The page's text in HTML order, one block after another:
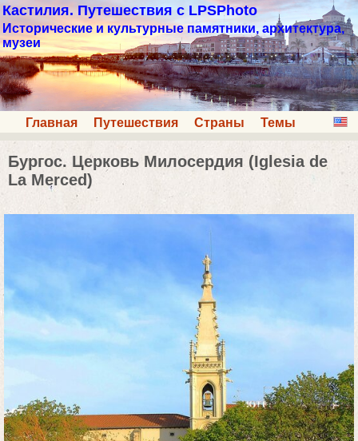
Кастилия. Путешествия с LPSPhoto
Исторические и культурные памятники, архитектура,
музеи
Главная Путешествия Страны Темы
Бургос. Церковь Милосердия (Iglesia de
La Merced)